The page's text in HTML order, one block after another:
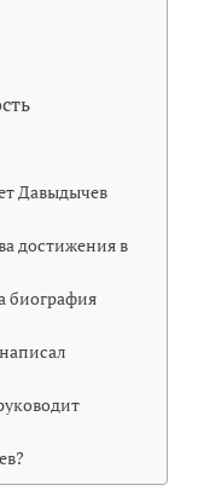
Давыдычев
достижения в
биография